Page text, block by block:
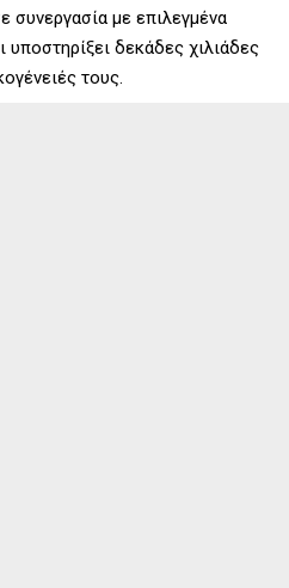
συνεργασία με επιλεγμένα
υποστηρίξει δεκάδες χιλιάδες
τους.